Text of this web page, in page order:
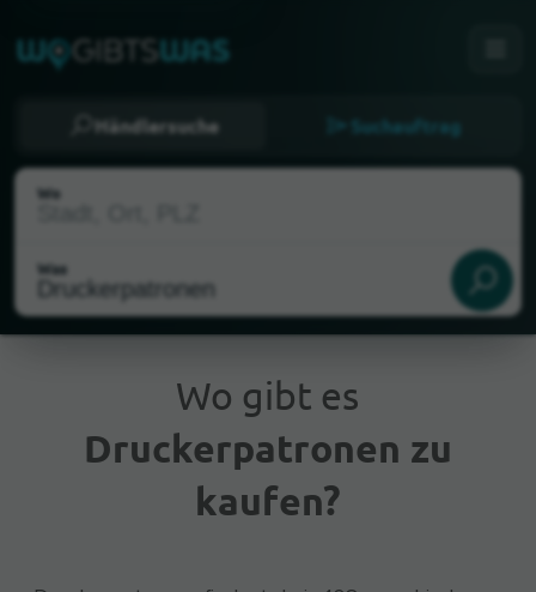
Händlersuche Suchauftrag
Wo
Was
Aktueller Standort
Wo gibt es
Druckerpatronen zu
kaufen?